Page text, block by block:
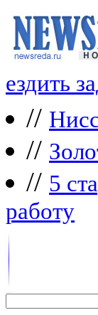
ездить
//
//
// 5
работу